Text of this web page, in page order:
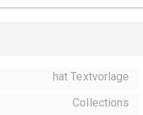
hat Textvorlage
Collections